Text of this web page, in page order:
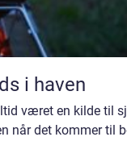
i haven
været en kilde til
når det kommer til